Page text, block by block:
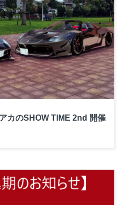
カのSHOW TIME 2nd 開催